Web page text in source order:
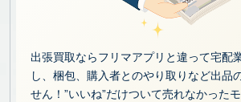
出張買取ならフリマアプリと違って宅配
し、梱包、購入者とのやり取りなど出品
せん！”いいね”だけついて売れなかった